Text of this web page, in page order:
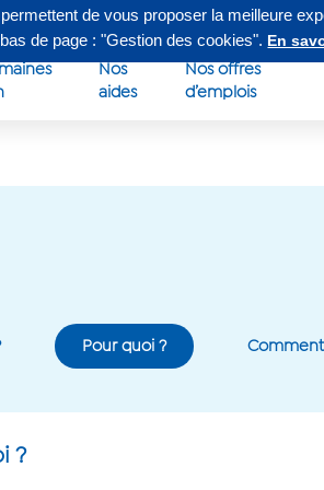
Nos
aides
Nos offres
d’emplois
Pour quoi ? Comment
?
de vous proposer la meilleure
de page : "Gestion des cookies". En